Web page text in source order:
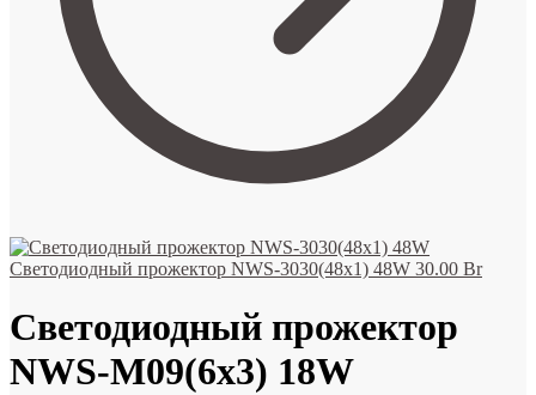
Светодиодный прожектор NWS-3030(48х1) 48W 30.00 Br
Светодиодный прожектор
NWS-M09(6х3) 18W